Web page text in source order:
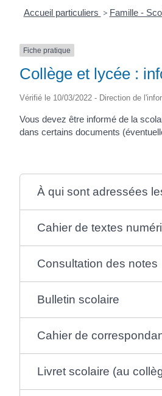
Accueil particuliers > Famille -
Fiche pratique
Collège et lycée :
Vérifié le 10/03/2022 - Direction de
Vous devez être informé de la
dans certains documents
À qui sont adressées
Cahier de textes
Consultation des notes
Bulletin scolaire
Cahier de
Livret scolaire (au